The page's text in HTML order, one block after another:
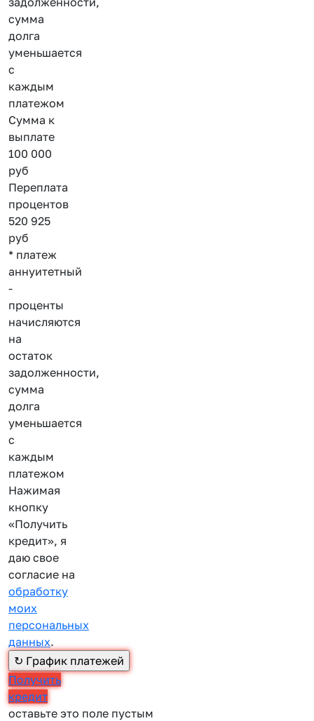
сумма
долга
уменьшается
с
каждым
платежом
Сумма к
выплате
100 000
руб
Переплата
процентов
520 925
руб
* платеж
аннуитетный
-
проценты
начисляются
на
остаток
задолженности,
сумма
долга
уменьшается
с
каждым
платежом
Нажимая
кнопку
«Получить
кредит», я
даю свое
согласие на
обработку
моих
персональных
данных.
Получить
кредит
оставьте это поле пустым